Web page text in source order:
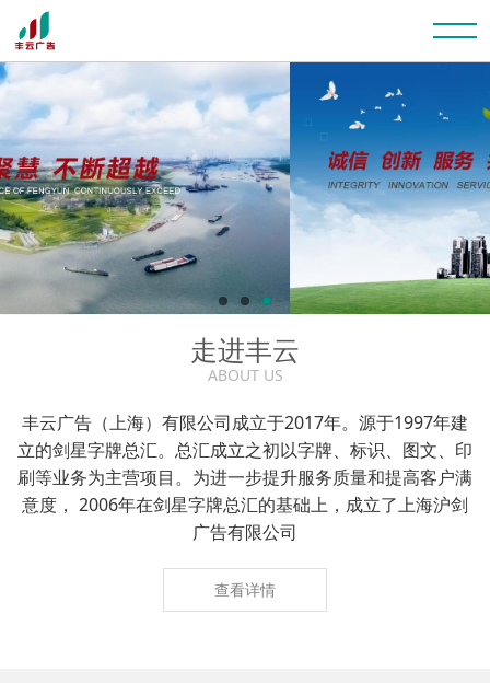
走进丰云
ABOUT US
丰云广告（上海）有限公司成立于2017年。源于1997年建
立的剑星字牌总汇。总汇成立之初以字牌、标识、图文、印
刷等业务为主营项目。为进一步提升服务质量和提高客户满
意度， 2006年在剑星字牌总汇的基础上，成立了上海沪剑
广告有限公司
查看详情